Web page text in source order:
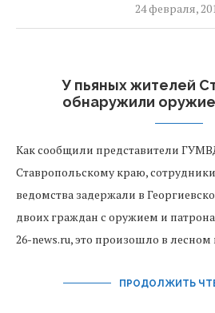
24 февраля,
У пьяных жителей
обнаружили
Как сообщили представители
Ставропольскому краю,
ведомства задержали в
двоих граждан с оружием и
26-news.ru, это произошло в лесном
ПРОДОЛЖИТЬ